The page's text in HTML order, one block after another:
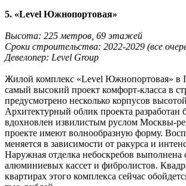
5. «Level Южнопортовая»
Высота: 225 метров, 69 этажей
Сроки строительства: 2022-2029 (все
Девелопер: Level Group
Жилой комплекс «Level Южнопортовая» в
самый высокий проект комфорт-класса в
предусмотрено несколько корпусов
Архитектурный облик проекта
вдохновлен извилистым руслом Москвы-
проекте имеют волнообразную форму.
меняется в зависимости от ракурса и
Наружная отделка небоскребов
алюминиевых кассет и фибролистов.
квартирах этого комплекса сейчас